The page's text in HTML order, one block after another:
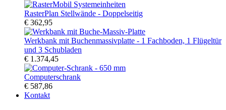
RasterPlan Stellwände - Doppelseitig
€ 362,95
Werkbank mit Buchenmassivplatte - 1 Fachboden, 1 Flügeltür
und 3 Schubladen
€ 1.374,45
Computerschrank
€ 587,86
Kontakt